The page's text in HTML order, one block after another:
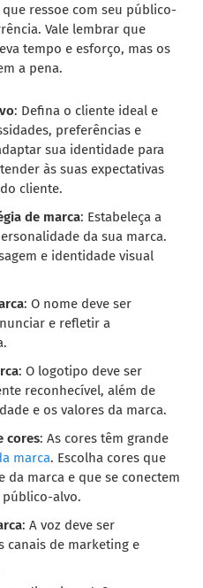
ressoe com seu público-
Vale lembrar que
tempo e esforço, mas os
a pena.
: Defina o cliente ideal e
preferências e
sua identidade para
às suas expectativas
cliente.
de marca: Estabeleça a
da sua marca.
e identidade visual
: O nome deve ser
e refletir a
: O logotipo deve ser
reconhecível, além de
e os valores da marca.
cores: As cores têm grande
marca. Escolha cores que
marca e que se conectem
alvo.
: A voz deve ser
canais de marketing e